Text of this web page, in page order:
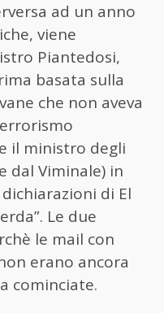
ad un anno
viene
Piantedosi,
basata sulla
che non aveva
il ministro degli
dal Viminale) in
di El
Le due
le mail con
erano ancora
cominciate.